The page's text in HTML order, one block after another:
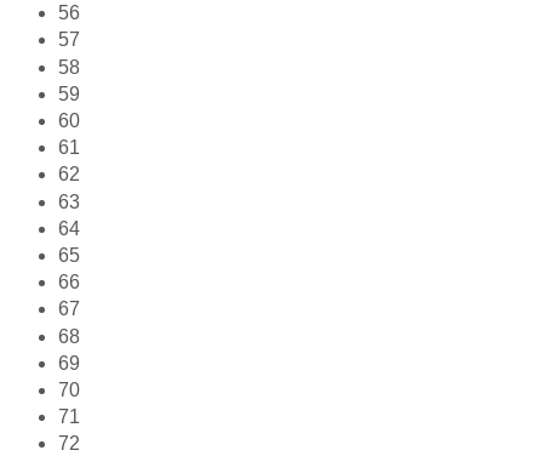
56
57
58
59
60
61
62
63
64
65
66
67
68
69
70
71
72